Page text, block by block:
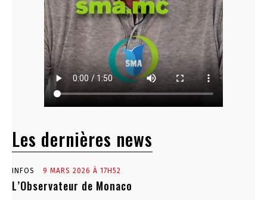
Les dernières news
INFOS 9 MARS 2026 À 17H52
L’Observateur de Monaco